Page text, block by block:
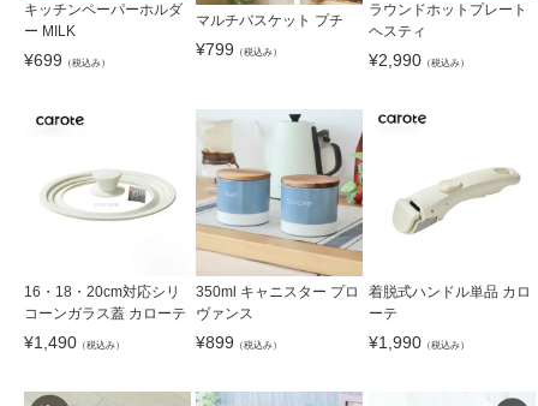
キッチンペーパーホルダ
ー MILK
¥699 （税込み）
マルチバスケット プチ
¥799 （税込み）
ラウンドホットプレート
ヘスティ
¥2,990（税込み）
16・18・20cm対応シリ
コーンガラス蓋 カローテ
¥1,490 （税込み）
350ml キャニスター プロ
ヴァンス
¥899 （税込み）
着脱式ハンドル単品 カロ
ーテ
¥1,990（税込み）